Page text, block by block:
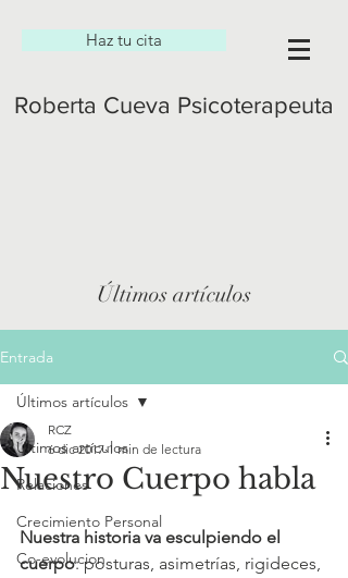
Haz tu cita
Roberta Cueva Psicoterapeuta
Últimos artículos
Entrada
Últimos artículos
Relaciones
Crecimiento Personal
Co-evolucion
Últimos artículos
Nuestro Cuerpo habla
RCZ
6 dic 2017 1 min de lectura
Nuestra historia va esculpiendo el
cuerpo: posturas, asimetrías, rigideces,